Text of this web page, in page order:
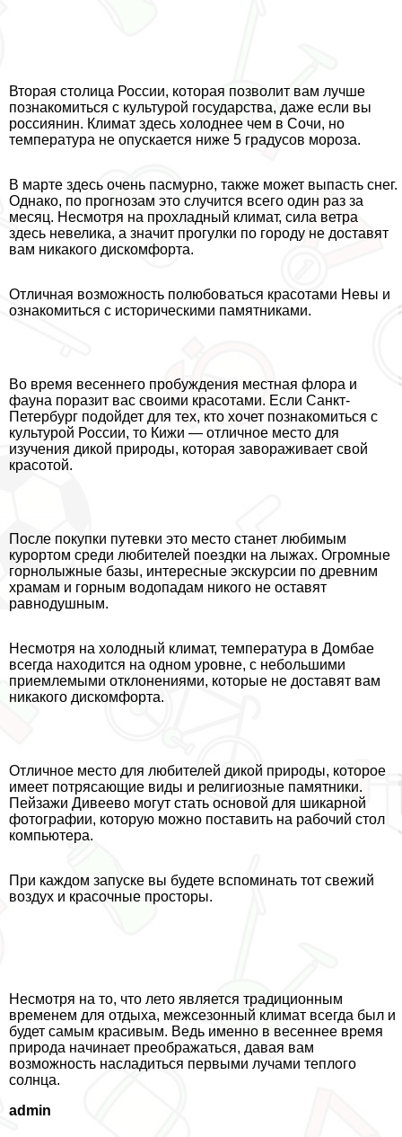
Вторая столица России, которая позволит вам лучше
познакомиться с культурой государства, даже если вы
россиянин. Климат здесь холоднее чем в Сочи, но
температура не опускается ниже 5 градусов мороза.
В марте здесь очень пасмурно, также может выпасть снег.
Однако, по прогнозам это случится всего один раз за
месяц. Несмотря на прохладный климат, сила ветра
здесь невелика, а значит прогулки по городу не доставят
вам никакого дискомфорта.
Отличная возможность полюбоваться красотами Невы и
ознакомиться с историческими памятниками.
Во время весеннего пробуждения местная флора и
фауна поразит вас своими красотами. Если Санкт-
Петербург подойдет для тех, кто хочет познакомиться с
культурой России, то Кижи — отличное место для
изучения дикой природы, которая завораживает свой
красотой.
После покупки путевки это место станет любимым
курортом среди любителей поездки на лыжах. Огромные
горнолыжные базы, интересные экскурсии по древним
храмам и горным водопадам никого не оставят
равнодушным.
Несмотря на холодный климат, температура в Домбае
всегда находится на одном уровне, с небольшими
приемлемыми отклонениями, которые не доставят вам
никакого дискомфорта.
Отличное место для любителей дикой природы, которое
имеет потрясающие виды и религиозные памятники.
Пейзажи Дивеево могут стать основой для шикарной
фотографии, которую можно поставить на рабочий стол
компьютера.
При каждом запуске вы будете вспоминать тот свежий
воздух и красочные просторы.
Несмотря на то, что лето является традиционным
временем для отдыха, межсезонный климат всегда был и
будет самым красивым. Ведь именно в весеннее время
природа начинает преображаться, давая вам
возможность насладиться первыми лучами теплого
солнца.
admin